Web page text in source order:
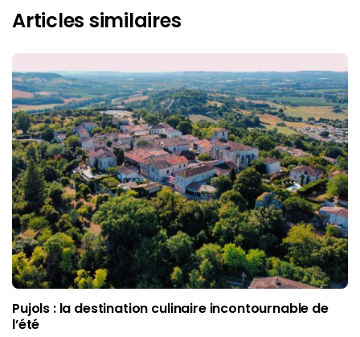
Articles similaires
Pujols : la destination culinaire incontournable de
l’été